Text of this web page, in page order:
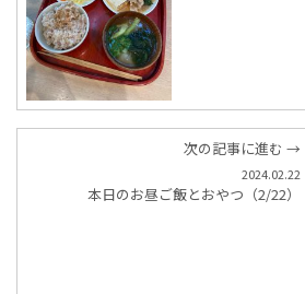
次の記事に進む →
2024.02.22
本日のお昼ご飯とおやつ（2/22）